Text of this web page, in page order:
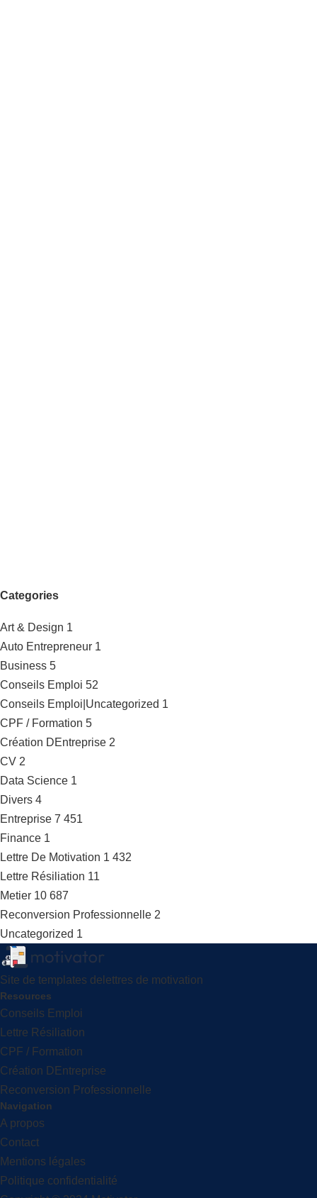
Categories
Art & Design 1
Auto Entrepreneur 1
Business 5
Conseils Emploi 52
Conseils Emploi|Uncategorized 1
CPF / Formation 5
Création DEntreprise 2
CV 2
Data Science 1
Divers 4
Entreprise 7 451
Finance 1
Lettre De Motivation 1 432
Lettre Résiliation 11
Metier 10 687
Reconversion Professionnelle 2
Uncategorized 1
Site de templates delettres de motivation
Resources
Conseils Emploi
Lettre Résiliation
CPF / Formation
Création DEntreprise
Reconversion Professionnelle
Navigation
A propos
Contact
Mentions légales
Politique confidentialité